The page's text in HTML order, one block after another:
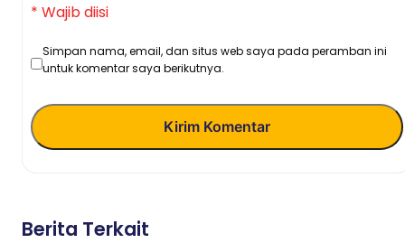
* Wajib diisi
Simpan nama, email, dan situs web saya pada peramban ini
untuk komentar saya berikutnya.
Kirim Komentar
Berita Terkait